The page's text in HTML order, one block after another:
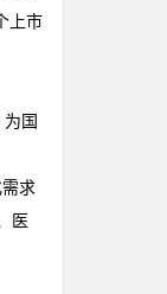
上市
国
求
医